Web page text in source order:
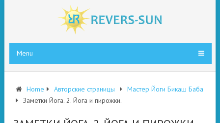
Menu
Home Авторские страницы
Мастер Йоги Бикаш Баба
Заметки Йога. 2. Йога и пирожки.